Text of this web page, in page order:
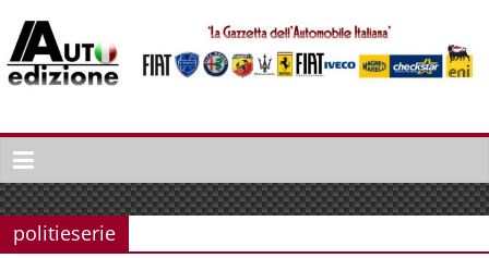
naar
inhoud
Auto
Edizione
La
Gazetta
dell'Automobile
politieserie